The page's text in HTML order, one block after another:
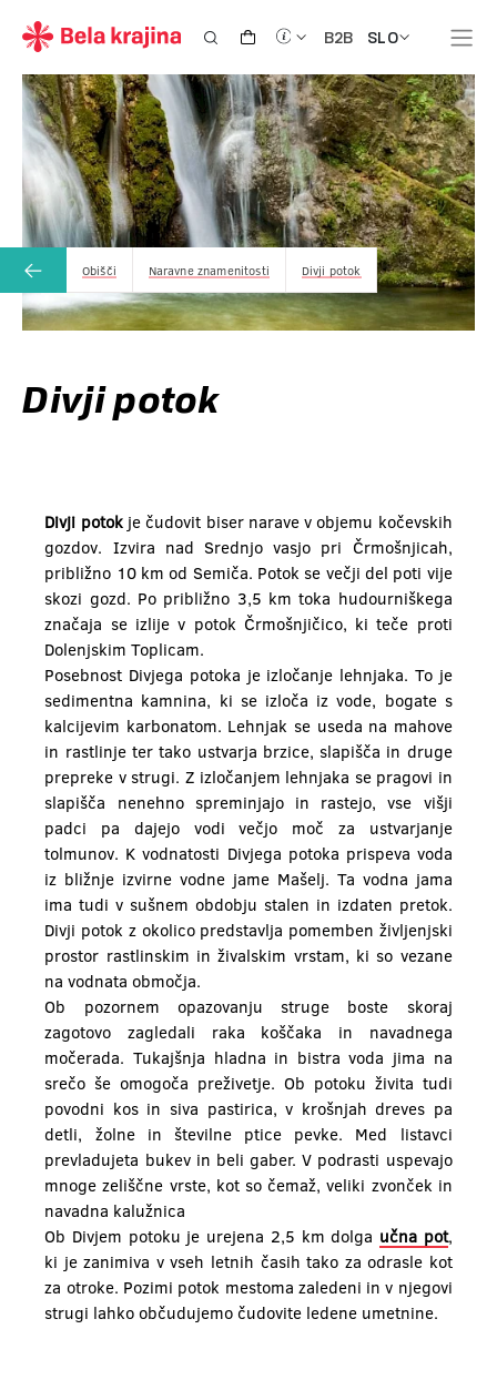
B2B SLO
Obišči Naravne znamenitosti Divji potok
Divji potok
Divji potokje čudovit biser narave v objemu kočevskih
gozdov. Izvira nad Srednjo vasjo pri Črmošnjicah,
približno 10 km od Semiča. Potok se večji del poti vije
skozi gozd. Po približno 3,5 km toka hudourniškega
značaja se izlije v potok Črmošnjičico, ki teče proti
Dolenjskim Toplicam.
Posebnost Divjega potoka je izločanje lehnjaka. To je
sedimentna kamnina, ki se izloča iz vode, bogate s
kalcijevim karbonatom. Lehnjak se useda na mahove
in rastlinje ter tako ustvarja brzice, slapišča in druge
prepreke v strugi. Z izločanjem lehnjaka se pragovi in
slapišča nenehno spreminjajo in rastejo, vse višji
padci pa dajejo vodi večjo moč za ustvarjanje
tolmunov. K vodnatosti Divjega potoka prispeva voda
iz bližnje izvirne vodne jame Mašelj. Ta vodna jama
ima tudi v sušnem obdobju stalen in izdaten pretok.
Divji potok z okolico predstavlja pomemben življenjski
prostor rastlinskim in živalskim vrstam, ki so vezane
na vodnata območja.
Ob pozornem opazovanju struge boste skoraj
zagotovo zagledali raka koščaka in navadnega
močerada. Tukajšnja hladna in bistra voda jima na
srečo še omogoča preživetje. Ob potoku živita tudi
povodni kos in siva pastirica, v krošnjah dreves pa
detli, žolne in številne ptice pevke. Med listavci
prevladujeta bukev in beli gaber. V podrasti uspevajo
mnoge zeliščne vrste, kot so čemaž, veliki zvonček in
navadna kalužnica
Ob Divjem potoku je urejena 2,5 km dolga učna pot,
ki je zanimiva v vseh letnih časih tako za odrasle kot
za otroke. Pozimi potok mestoma zaledeni in v njegovi
strugi lahko občudujemo čudovite ledene umetnine.